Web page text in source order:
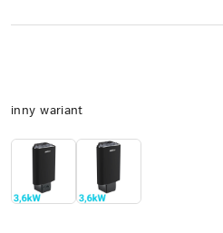
Wariant
inny wariant